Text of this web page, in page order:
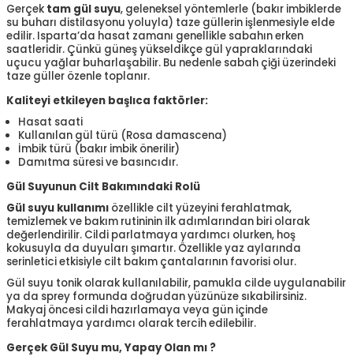
Gerçek tam gül suyu, geleneksel yöntemlerle (bakır imbiklerde
su buharı distilasyonu yoluyla) taze güllerin işlenmesiyle elde
edilir. Isparta’da hasat zamanı genellikle sabahın erken
saatleridir. Çünkü güneş yükseldikçe gül yapraklarındaki
uçucu yağlar buharlaşabilir. Bu nedenle sabah çiği üzerindeki
taze güller özenle toplanır.
Kaliteyi etkileyen başlıca faktörler:
Hasat saati
Kullanılan gül türü (Rosa damascena)
İmbik türü (bakır imbik önerilir)
Damıtma süresi ve basıncıdır.
Gül Suyunun Cilt Bakımındaki Rolü
Gül suyu kullanımı özellikle cilt yüzeyini ferahlatmak,
temizlemek ve bakım rutininin ilk adımlarından biri olarak
değerlendirilir. Cildi parlatmaya yardımcı olurken, hoş
kokusuyla da duyuları şımartır. Özellikle yaz aylarında
serinletici etkisiyle cilt bakım çantalarının favorisi olur.
Gül suyu tonik olarak kullanılabilir, pamukla cilde uygulanabilir
ya da sprey formunda doğrudan yüzünüze sıkabilirsiniz.
Makyaj öncesi cildi hazırlamaya veya gün içinde
ferahlatmaya yardımcı olarak tercih edilebilir.
Gerçek Gül Suyu mu, Yapay Olan mı ?